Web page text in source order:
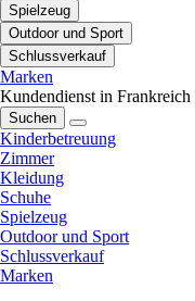
Spielzeug
Outdoor und Sport
Schlussverkauf
Marken
Kundendienst in Frankreich
Suchen
Kinderbetreuung
Zimmer
Kleidung
Schuhe
Spielzeug
Outdoor und Sport
Schlussverkauf
Marken